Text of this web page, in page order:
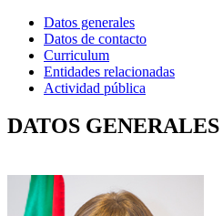
Datos generales
Datos de contacto
Curriculum
Entidades relacionadas
Actividad pública
DATOS GENERALES